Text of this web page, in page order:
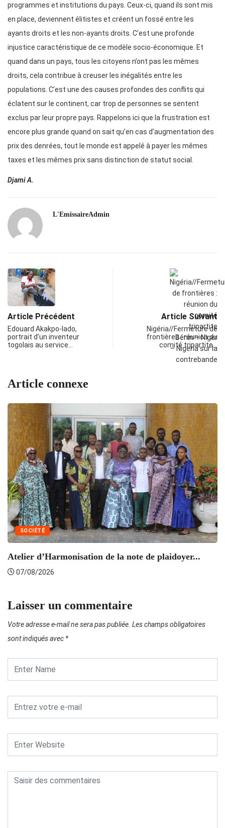
programmes et institutions du pays. Ceux-ci, quand ils sont mis
en place, deviennent élitistes et créent un fossé entre les
ayants droits et les non-ayants droits. C’est une profonde
injustice caractéristique de ce modèle socio-économique. Et
quand dans un pays, tous les citoyens n’ont pas les mêmes
droits, cela contribue à creuser les inégalités entre les
populations. C’est une des causes profondes des conflits qui
éclatent sur le continent, car trop de personnes se sentent
exclus par leur propre pays. Rappelons ici que la frustration est
encore plus grande quand on sait qu’en cas d’augmentation des
prix des denrées, tout le monde est appelé à payer les mêmes
taxes et les mêmes prix sans distinction de statut social.
Djami A.
L'EmissaireAdmin
Article Précédent
Edouard Akakpo-lado,
portrait d’un inventeur
togolais au service…
Article Suivant
Nigéria//Fermeture de
frontières : réunion du
comité tripartite…
Article connexe
SOCIÉTÉ
Atelier d’Harmonisation de la note de plaidoyer...
07/08/2026
Laisser un commentaire
Votre adresse e-mail ne sera pas publiée. Les champs obligatoires
sont indiqués avec *